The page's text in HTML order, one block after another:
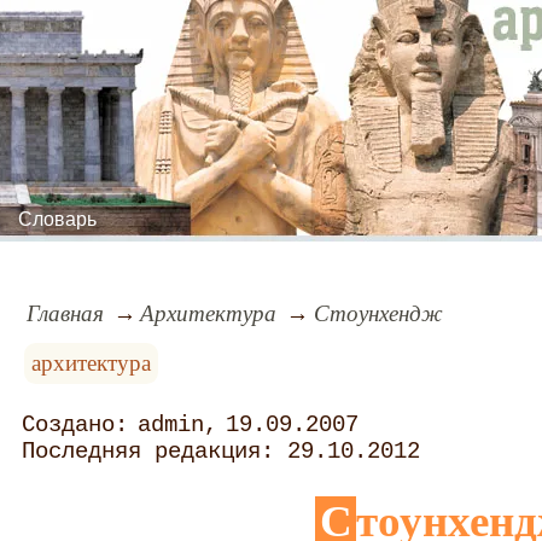
Словарь
Главная Архитектура
Стоунхендж
архитектура
admin
19.09.2007
29.10.2012